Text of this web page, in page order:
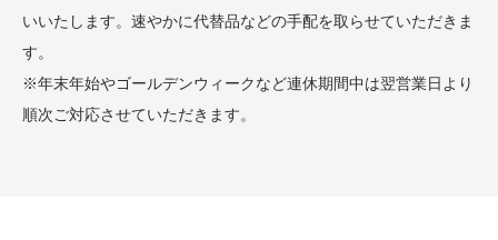
いいたします。速やかに代替品などの手配を取らせていただきま
す。
※年末年始やゴールデンウィークなど連休期間中は翌営業日より
順次ご対応させていただきます。